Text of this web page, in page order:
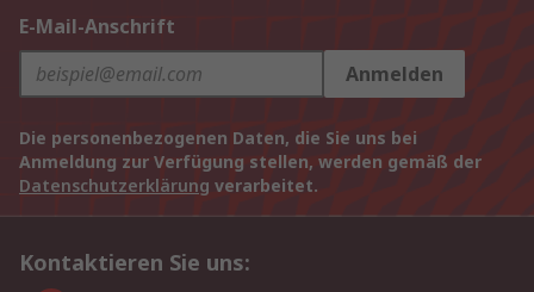
E-Mail-Anschrift
Anmelden
Die personenbezogenen Daten, die Sie uns bei
Anmeldung zur Verfügung stellen, werden gemäß der
Datenschutzerklärung verarbeitet.
Kontaktieren Sie uns: